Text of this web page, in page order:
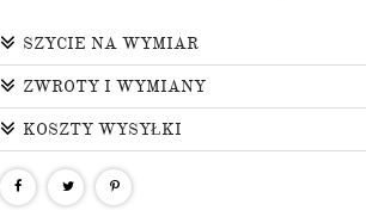
SZYCIE NA WYMIAR
ZWROTY I WYMIANY
KOSZTY WYSYŁKI